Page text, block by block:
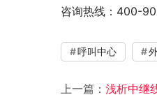
咨询热线：400-
呼叫中心
上一篇： 浅析中继